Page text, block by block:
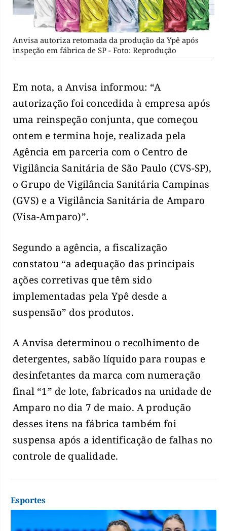
Anvisa autoriza retomada da produção da Ypê após
inspeção em fábrica de SP - Foto: Reprodução
Em nota, a Anvisa informou: “A
autorização foi concedida à empresa após
uma reinspeção conjunta, que começou
ontem e termina hoje, realizada pela
Agência em parceria com o Centro de
Vigilância Sanitária de São Paulo (CVS-SP),
o Grupo de Vigilância Sanitária Campinas
(GVS) e a Vigilância Sanitária de Amparo
(Visa-Amparo)”.
Segundo a agência, a fiscalização
constatou “a adequação das principais
ações corretivas que têm sido
implementadas pela Ypê desde a
suspensão” dos produtos.
A Anvisa determinou o recolhimento de
detergentes, sabão líquido para roupas e
desinfetantes da marca com numeração
final “1” de lote, fabricados na unidade de
Amparo no dia 7 de maio. A produção
desses itens na fábrica também foi
suspensa após a identificação de falhas no
controle de qualidade.
Esportes